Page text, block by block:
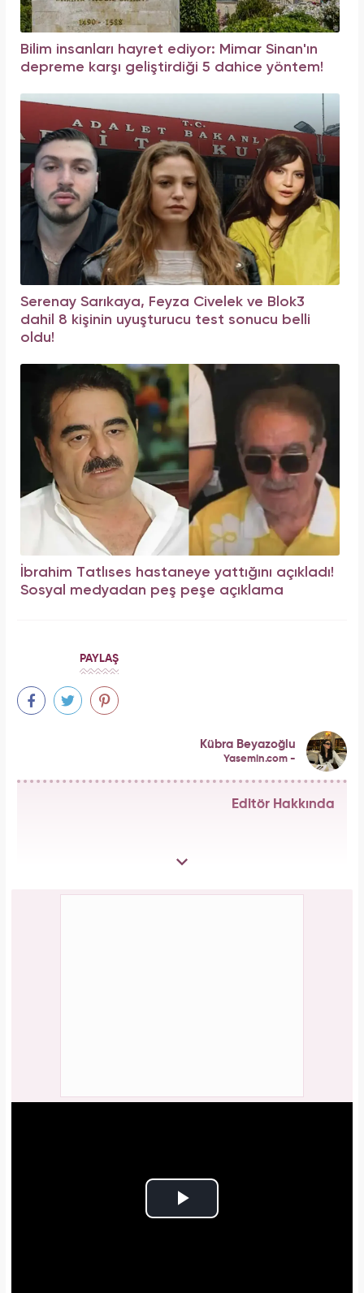
Bilim insanları hayret ediyor: Mimar Sinan'ın
depreme karşı geliştirdiği 5 dahice yöntem!
Serenay Sarıkaya, Feyza Civelek ve Blok3
dahil 8 kişinin uyuşturucu test sonucu belli
oldu!
İbrahim Tatlıses hastaneye yattığını açıkladı!
Sosyal medyadan peş peşe açıklama
PAYLAŞ
Kübra Beyazoğlu
Yasemin.com -
Editör Hakkında